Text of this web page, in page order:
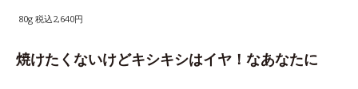
80g 税込2,640円
焼けたくないけどキシキシはイヤ！なあなたに